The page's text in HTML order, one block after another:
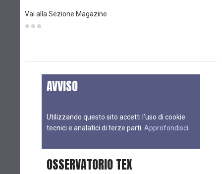
Vai alla Sezione Magazine
AVVISO
Utilizzando questo sito accetti l’uso di cookie
tecnici e analatici di terze parti. Approfondisci
OSSERVATORIO TEX